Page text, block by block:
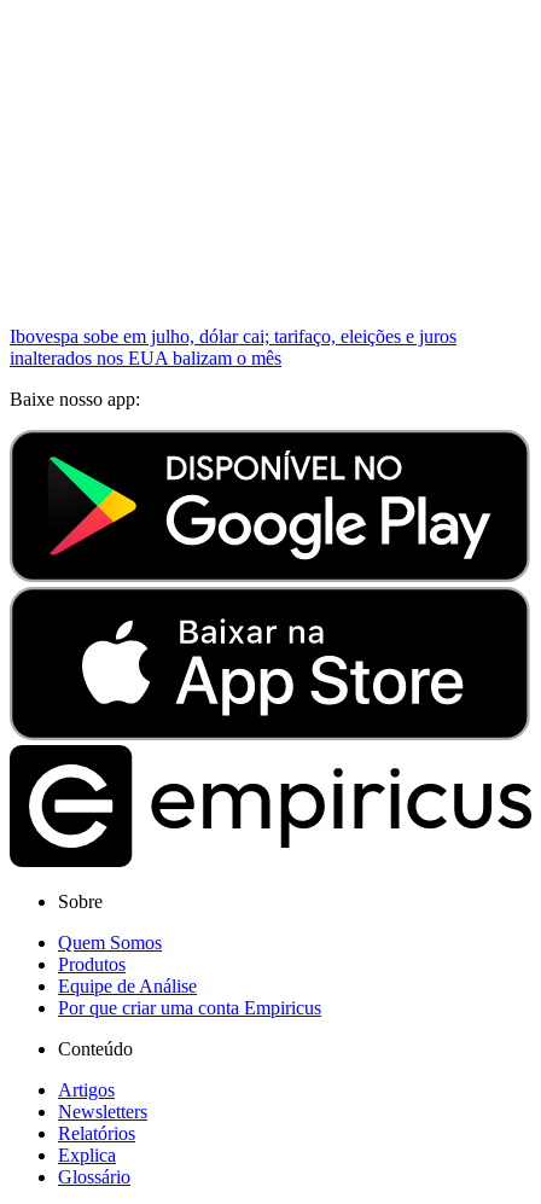
Ibovespa sobe em julho, dólar cai; tarifaço, eleições e juros
inalterados nos EUA balizam o mês
Baixe nosso app:
Sobre
Quem Somos
Produtos
Equipe de Análise
Por que criar uma conta Empiricus
Conteúdo
Artigos
Newsletters
Relatórios
Explica
Glossário